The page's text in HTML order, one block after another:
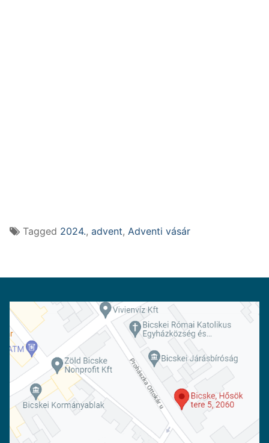
Tagged 2024., advent, Adventi vásár